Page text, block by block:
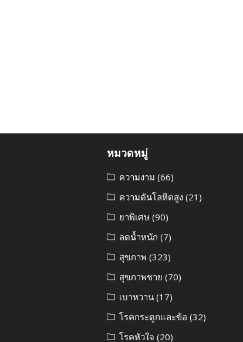
หมวดหมู่
ความงาม (66)
ความดันโลหิตสูง (21)
ยาพิเศษ (90)
ลดน้ำหนัก (7)
สุขภาพ (323)
สุขภาพชาย (70)
เบาหวาน (17)
โรคกระดูกและข้อ (32)
โรคหัวใจ (20)